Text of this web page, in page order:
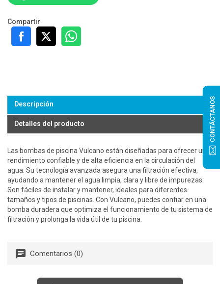
Compartir
Descripción
Detalles del producto
Las bombas de piscina Vulcano están diseñadas para ofrecer un
rendimiento confiable y de alta eficiencia en la circulación del
agua. Su tecnología avanzada asegura una filtración efectiva,
ayudando a mantener el agua limpia, clara y libre de impurezas.
Son fáciles de instalar y mantener, ideales para diferentes
tamaños y tipos de piscinas. Con Vulcano, puedes confiar en una
bomba duradera que optimiza el funcionamiento de tu sistema de
filtración y prolonga la vida útil de tu piscina.
Comentarios (0)
CONTÁCTANOS